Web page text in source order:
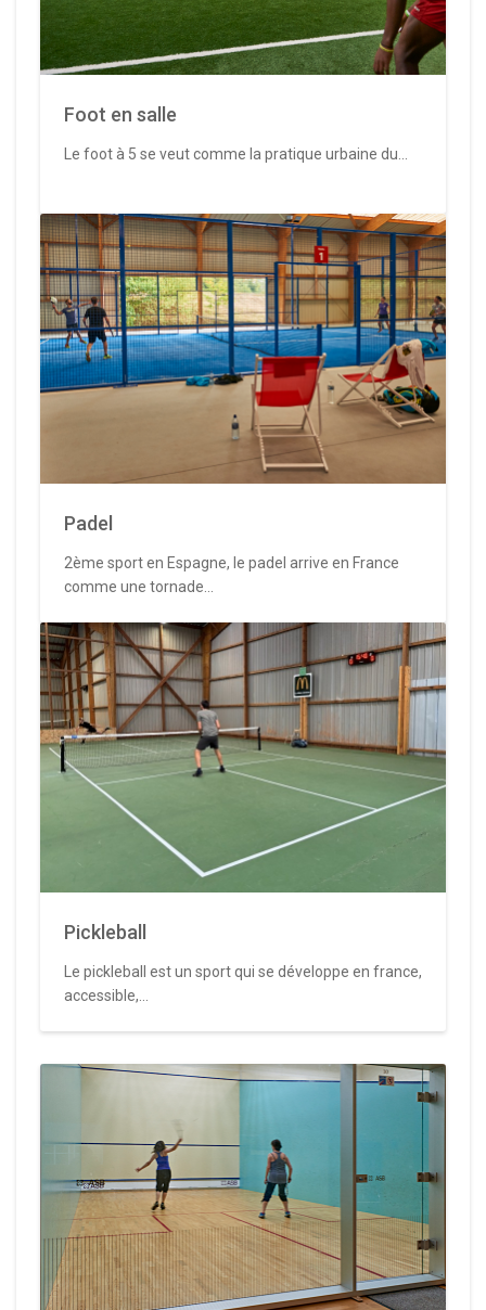
Foot en salle
Le foot à 5 se veut comme la pratique urbaine du...
Padel
2ème sport en Espagne, le padel arrive en France
comme une tornade...
Pickleball
Le pickleball est un sport qui se développe en france,
accessible,...